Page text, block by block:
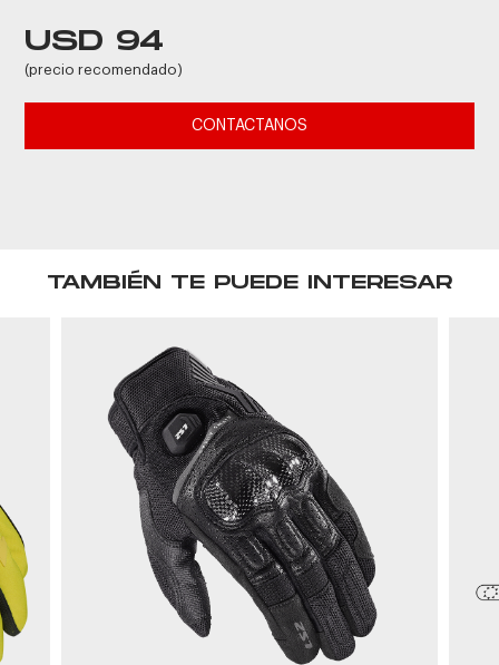
USD 94
(precio recomendado)
CONTACTANOS
TAMBIÉN TE PUEDE INTERESAR